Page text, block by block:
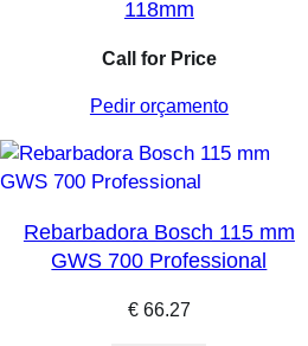
118mm
Call for Price
Pedir orçamento
Rebarbadora Bosch 115 mm
GWS 700 Professional
€66.27